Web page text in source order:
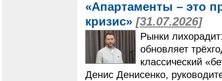
«Апартаменты – это
кризис» [31.07.2026]
Рынки
обновляет
классический
Денис Денисенко,